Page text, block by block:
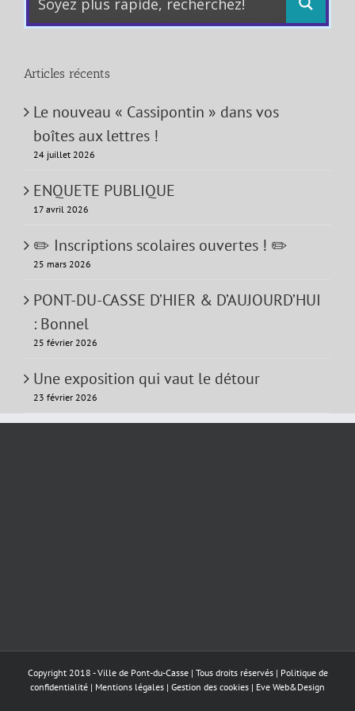
Articles récents
Le nouveau « Cassipontin » dans vos
boîtes aux lettres !
24 juillet 2026
ENQUETE PUBLIQUE
17 avril 2026
✏️ Inscriptions scolaires ouvertes ! ✏️
25 mars 2026
PONT-DU-CASSE D’HIER & D’AUJOURD’HUI
: Bonnel
25 février 2026
Une exposition qui vaut le détour
23 février 2026
Copyright 2018 - Ville de Pont-du-Casse | Tous droits réservés | Politique de
confidentialité | Mentions légales | Gestion des cookies | Eve Web&Design